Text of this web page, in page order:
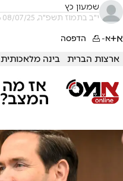
שמעון כץ
י"ב בתמוז תשפ"ה, 08/07/25 18:46
א+א- הדפסה
ארצות הברית בינה מלאכותית